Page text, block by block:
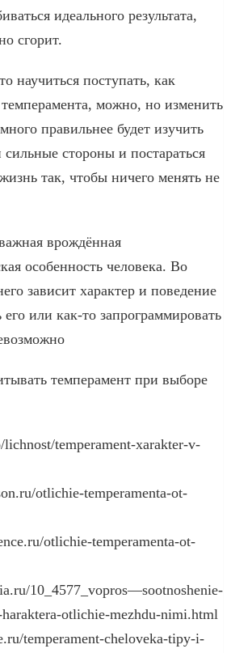
идеального результата,
сгорит.
научиться поступать, как
темперамента, можно, но изменить
правильнее будет изучить
стороны и постараться
так, чтобы ничего менять не
врождённая
особенность человека. Во
зависит характер и поведение
или как-то запрограммировать
темперамент при выборе
lichnost/temperament-xarakter-v-
otlichie-temperamenta-ot-
otlichie-temperamenta-ot-
10_4577_vopros—sootnoshenie-
otlichie-mezhdu-nimi.html
temperament-cheloveka-tipy-i-